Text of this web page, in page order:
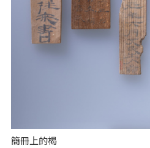
簡冊上的楬